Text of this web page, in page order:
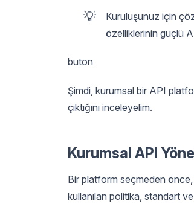
💡 Kuruluşunuz için
özelliklerinin güçlü
buton
Şimdi, kurumsal bir API
çıktığını inceleyelim.
Kurumsal API
Bir platform seçmeden
kullanılan politika, standart